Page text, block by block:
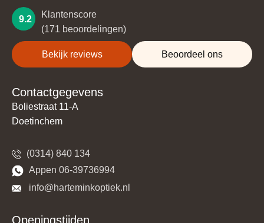
Contactgegevens
Boliestraat 11-A
Doetinchem
(0314) 840 134
​​Appen 06-39736994
​​​ info@harteminkoptiek.nl
Openingstijden
9.2
Klantenscore
(171 beoordelingen)
Bekijk reviews Beoordeel ons